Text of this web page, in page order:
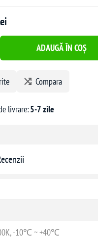
ADAUGĂ ÎN COȘ
Compara
livrare:5-7 zile
-10℃ ~ +40℃